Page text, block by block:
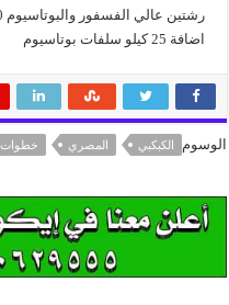
رشتين عالي الفسفور والبوتاسيوم 0-40-60
اضافة 25 كيلو سلفات بوتاسيوم
الوسوم الكبكبي المصري خطوات